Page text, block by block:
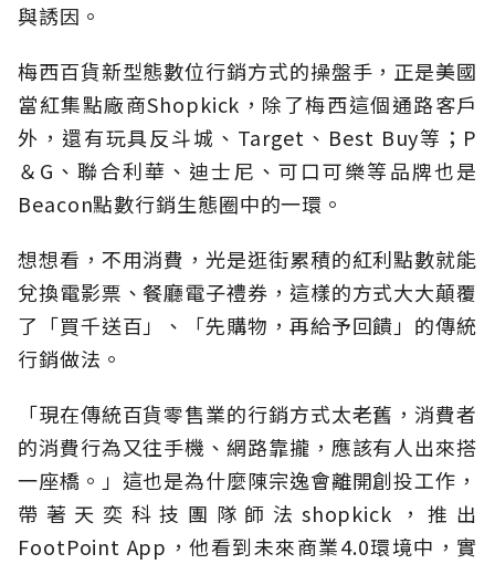
與誘因。
梅西百貨新型態數位行銷方式的操盤手，正是美國
當紅集點廠商Shopkick，除了梅西這個通路客戶
外，還有玩具反斗城、Target、Best Buy等；P
＆G、聯合利華、迪士尼、可口可樂等品牌也是
Beacon點數行銷生態圈中的一環。
想想看，不用消費，光是逛街累積的紅利點數就能
兌換電影票、餐廳電子禮券，這樣的方式大大顛覆
了「買千送百」、「先購物，再給予回饋」的傳統
行銷做法。
「現在傳統百貨零售業的行銷方式太老舊，消費者
的消費行為又往手機、網路靠攏，應該有人出來搭
一座橋。」這也是為什麼陳宗逸會離開創投工作，
帶著天奕科技團隊師法shopkick，推出
FootPoint App，他看到未來商業4.0環境中，實